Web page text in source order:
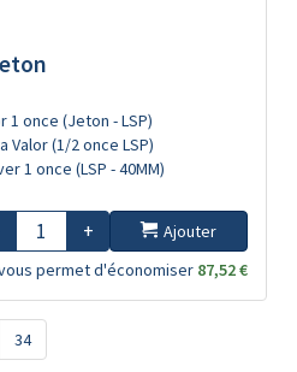
1 once (Jeton - LSP)
Valor (1/2 once LSP)
1 once (LSP - 40MM)
+
Ajouter
permet d'économiser 87,52 €
34